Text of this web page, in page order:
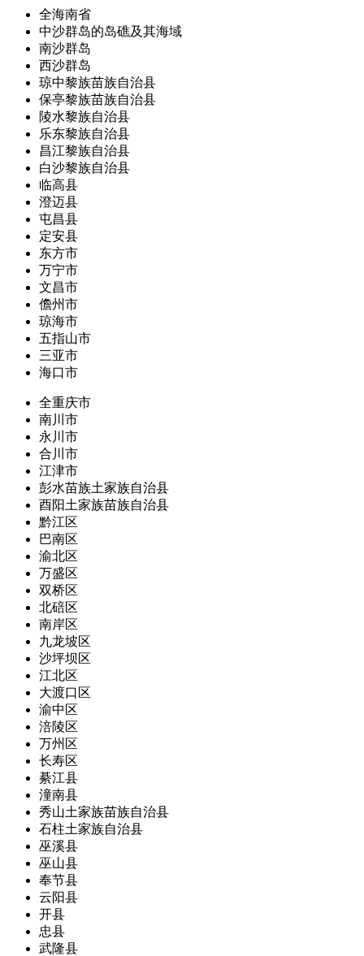
全海南省
中沙群岛的岛礁及其海域
南沙群岛
西沙群岛
琼中黎族苗族自治县
保亭黎族苗族自治县
陵水黎族自治县
乐东黎族自治县
昌江黎族自治县
白沙黎族自治县
临高县
澄迈县
屯昌县
定安县
东方市
万宁市
文昌市
儋州市
琼海市
五指山市
三亚市
海口市
全重庆市
南川市
永川市
合川市
江津市
彭水苗族土家族自治县
酉阳土家族苗族自治县
黔江区
巴南区
渝北区
万盛区
双桥区
北碚区
南岸区
九龙坡区
沙坪坝区
江北区
大渡口区
渝中区
涪陵区
万州区
长寿区
綦江县
潼南县
秀山土家族苗族自治县
石柱土家族自治县
巫溪县
巫山县
奉节县
云阳县
开县
忠县
武隆县